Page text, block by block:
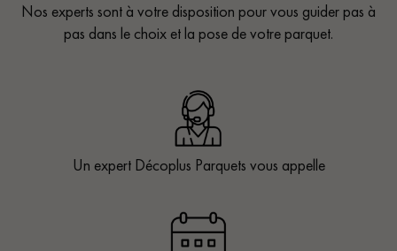
Nos experts sont à votre disposition pour vous guider pas à
pas dans le choix et la pose de votre parquet.
Un expert Décoplus Parquets vous appelle